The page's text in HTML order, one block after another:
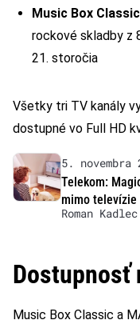
Music Box Classic
rockové skladby z
21. storočia
Všetky tri TV kanály
dostupné vo Full HD
5. novembra
Telekom:
mimo televízie
Roman Kadlec
Dostupnosť
Music Box Classic a